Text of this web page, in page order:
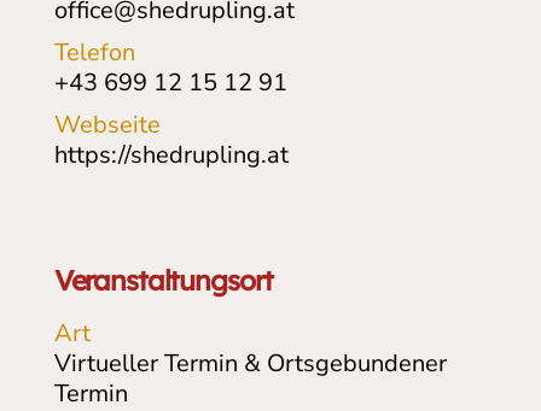
office@shedrupling.at
Telefon
+43 699 12 15 12 91
Webseite
https://shedrupling.at
Veranstaltungsort
Art
Virtueller Termin & Ortsgebundener
Termin